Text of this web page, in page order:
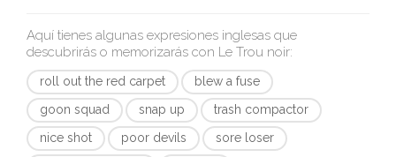
Aquí tienes algunas expresiones inglesas que
descubrirás o memorizarás con Le Trou noir:
roll out the red carpet
blew a fuse
goon squad
snap up
trash compactor
nice shot
poor devils
sore loser